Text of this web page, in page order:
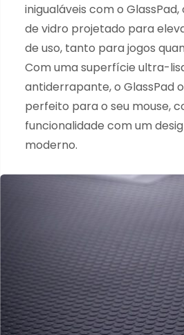
inigualáveis com o
de vidro projetado para
de uso, tanto para jogos
Com uma superfície ultra-
antiderrapante, o GlassPad
perfeito para o seu mouse,
funcionalidade com um
moderno.